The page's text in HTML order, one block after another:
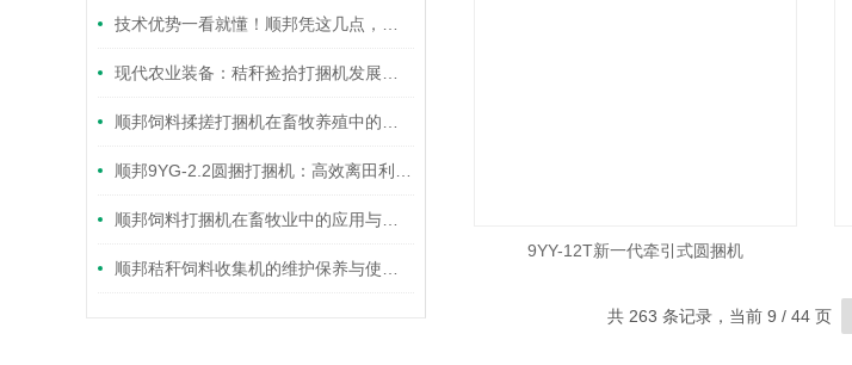
技术优势一看就懂！顺邦凭这几点，把速度、通过、耐用做到均衡顶配
现代农业装备：秸秆捡拾打捆机发展趋势与应用前景
顺邦饲料揉搓打捆机在畜牧养殖中的实用优势
顺邦9YG-2.2圆捆打捆机：高效离田利器，解锁秸秆综合利用新路径
顺邦饲料打捆机在畜牧业中的应用与优势
顺邦秸秆饲料收集机的维护保养与使用要点
9YY-12T新一代牵引式圆捆机
共 263 条记录，当前 9 / 44 页